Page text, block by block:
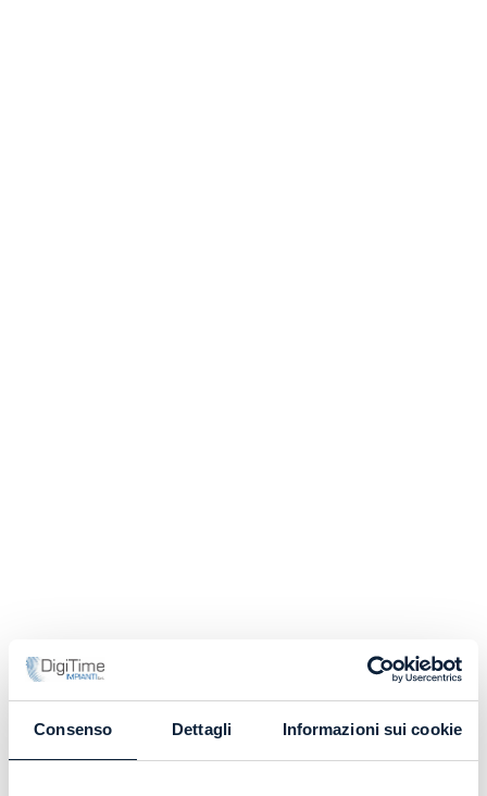
Consenso Dettagli Informazioni sui cookie